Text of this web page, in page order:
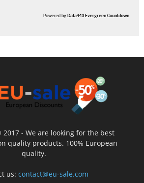
Powered by Data443 Evergreen Countdown
2017 - We are looking for the best
quality products. 100% European
quality.
us: contact@eu-sale.com